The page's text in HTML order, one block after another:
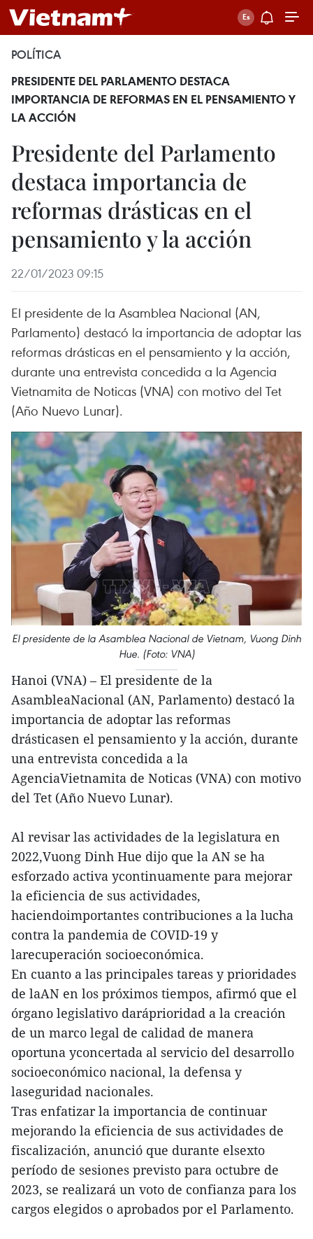
POLÍTICA
PRESIDENTE DEL PARLAMENTO DESTACA
IMPORTANCIA DE REFORMAS EN EL PENSAMIENTO Y
LA ACCIÓN
Presidente del Parlamento
destaca importancia de
reformas drásticas en el
pensamiento y la acción
22/01/2023 09:15
El presidente de la Asamblea Nacional (AN,
Parlamento) destacó la importancia de adoptar las
reformas drásticas en el pensamiento y la acción,
durante una entrevista concedida a la Agencia
Vietnamita de Noticas (VNA) con motivo del Tet
(Año Nuevo Lunar).
El presidente de la Asamblea Nacional de Vietnam, Vuong Dinh
Hue. (Foto: VNA)
Hanoi (VNA) – El presidente de la
AsambleaNacional (AN, Parlamento) destacó la
importancia de adoptar las reformas
drásticasen el pensamiento y la acción, durante
una entrevista concedida a la
AgenciaVietnamita de Noticas (VNA) con motivo
del Tet (Año Nuevo Lunar).
Al revisar las actividades de la legislatura en
2022,Vuong Dinh Hue dijo que la AN se ha
esforzado activa ycontinuamente para mejorar
la eficiencia de sus actividades,
haciendoimportantes contribuciones a la lucha
contra la pandemia de COVID-19 y
larecuperación socioeconómica.
En cuanto a las principales tareas y prioridades
de laAN en los próximos tiempos, afirmó que el
órgano legislativo daráprioridad a la creación
de un marco legal de calidad de manera
oportuna yconcertada al servicio del desarrollo
socioeconómico nacional, la defensa y
laseguridad nacionales.
Tras enfatizar la importancia de continuar
mejorando la eficiencia de sus actividades de
fiscalización, anunció que durante elsexto
período de sesiones previsto para octubre de
2023, se realizará un voto de confianza para los
cargos elegidos o aprobados por el Parlamento.